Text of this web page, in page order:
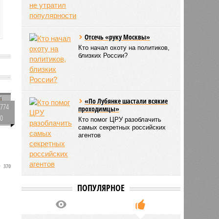
774
0
370
Отсечь «руку Москвы»
Кто начал охоту на политиков,
близких России?
«По Лубянке шастали всякие
проходимцы»
Кто помог ЦРУ разоблачить
самых секретных российских
агентов
ПОПУЛЯРНОЕ